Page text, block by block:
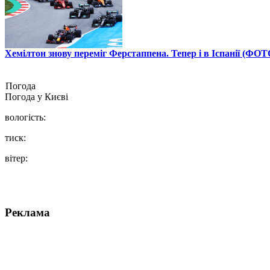
Хемілтон знову переміг Ферстаппена. Тепер і в Іспанії
Погода
Погода у Києві
вологість:
тиск:
вітер:
Реклама